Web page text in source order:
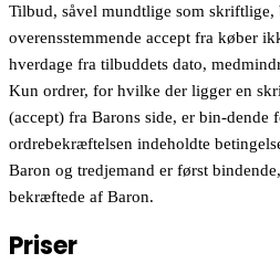
Tilbud, såvel mundtlige som skriftlige,
overensstemmende accept fra køber
hverdage fra tilbuddets dato,
Kun ordrer, for hvilke der ligger en
(accept) fra Barons side, er bin-dende
ordrebekræftelsen indeholdte
Baron og tredjemand er først
bekræftede af Baron.
Priser